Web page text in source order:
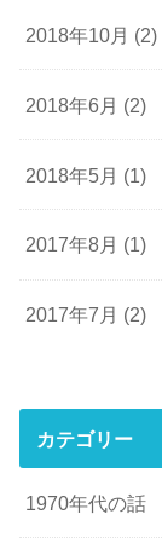
2018年10月 (2)
2018年6月 (2)
2018年5月 (1)
2017年8月 (1)
2017年7月 (2)
カテゴリー
1970年代の話